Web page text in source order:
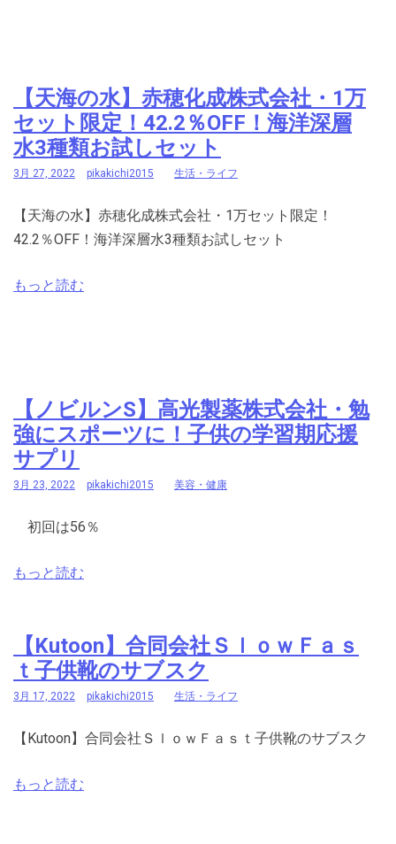
【天海の水】赤穂化成株式会社・1万
セット限定！42.2％OFF！海洋深層
水3種類お試しセット
3月 27, 2022 pikakichi2015 生活・ライフ
【天海の水】赤穂化成株式会社・1万セット限定！
42.2％OFF！海洋深層水3種類お試しセット
もっと読む
【ノビルンS】高光製薬株式会社・勉
強にスポーツに！子供の学習期応援
サプリ
3月 23, 2022 pikakichi2015 美容・健康
初回は56％
もっと読む
【Kutoon】合同会社ＳｌｏｗＦａｓ
ｔ子供靴のサブスク
3月 17, 2022 pikakichi2015 生活・ライフ
【Kutoon】合同会社ＳｌｏｗＦａｓｔ子供靴のサブスク
もっと読む